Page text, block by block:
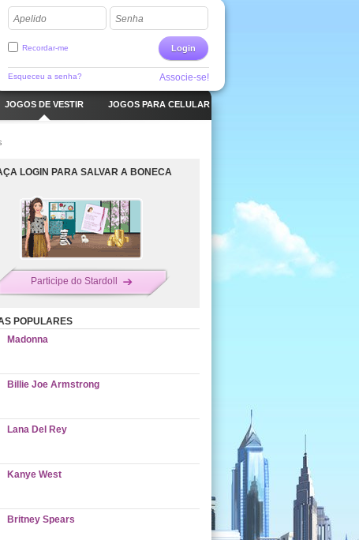
Apelido Senha
Login
Recordar-me
Esqueceu a senha? Associe-se!
JOGOS DE VESTIR JOGOS PARA CELULAR
LOGIN PARA SALVAR A BONECA
Participe do Stardoll
POPULARES
Madonna
Billie Joe Armstrong
Lana Del Rey
Kanye West
Britney Spears